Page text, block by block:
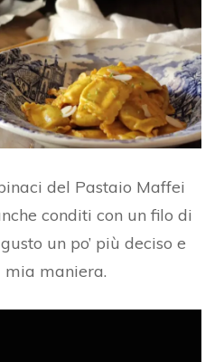
del Pastaio Maffei
conditi con un filo di
un po’ più deciso e
maniera.